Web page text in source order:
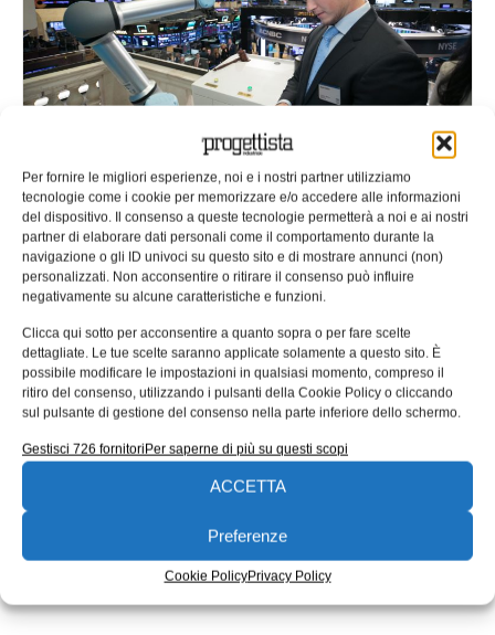
Per fornire le migliori esperienze, noi e i nostri partner utilizziamo
tecnologie come i cookie per memorizzare e/o accedere alle informazioni
del dispositivo. Il consenso a queste tecnologie permetterà a noi e ai nostri
partner di elaborare dati personali come il comportamento durante la
navigazione o gli ID univoci su questo sito e di mostrare annunci (non)
personalizzati. Non acconsentire o ritirare il consenso può influire
negativamente su alcune caratteristiche e funzioni.
Clicca qui sotto per acconsentire a quanto sopra o per fare scelte
dettagliate. Le tue scelte saranno applicate solamente a questo sito. È
possibile modificare le impostazioni in qualsiasi momento, compreso il
ritiro del consenso, utilizzando i pulsanti della Cookie Policy o cliccando
sul pulsante di gestione del consenso nella parte inferiore dello schermo.
Gestisci 726 fornitoriPer saperne di più su questi scopi
ACCETTA
Preferenze
Cookie PolicyPrivacy Policy
Universal Robots suona il
campanello di chiusura della borsa
di New York
Rompendo qualsiasi precedente tradizione è stato un
robot , e non un essere umano, a suonare il campanello
Redazione 05/11/2018
EDICOLA WEB